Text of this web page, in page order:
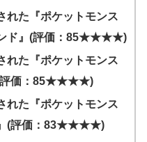
れた『ポケットモンス
ンド』(評価：85★★★★)
れた『ポケットモンス
(評価：85★★★★)
れた『ポケットモンス
』(評価：83★★★★)